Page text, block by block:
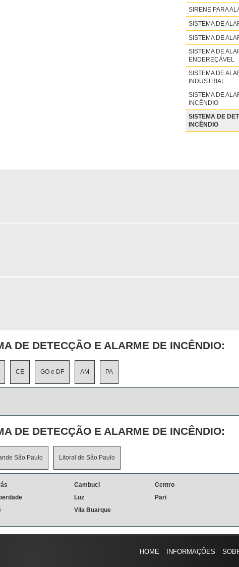
SIRENE PARA
SISTEMA DE
SISTEMA DE
SISTEMA DE
ENDEREÇÁVEL
SISTEMA DE
INDUSTRIAL
SISTEMA DE
INCÊNDIO
SISTEMA DE
INCÊNDIO
DE DETECÇÃO E ALARME DE INCÊNDIO:
CE GO e DF AM PA
DE DETECÇÃO E ALARME DE INCÊNDIO:
São Paulo Litoral de São Paulo
Cambuci
Centro
Luz
Pari
Vila Buarque
HOME INFORMAÇÕES